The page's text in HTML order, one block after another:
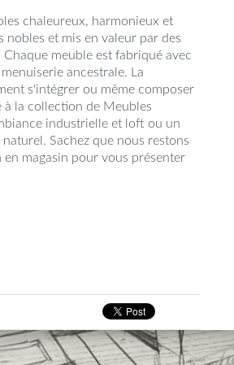
chaleureux, harmonieux et
nobles et mis en valeur par des
meuble est fabriqué avec
ancestrale. La
s'intégrer ou même composer
la collection de Meubles
industrielle et loft ou un
Sachez que nous restons
magasin pour vous présenter